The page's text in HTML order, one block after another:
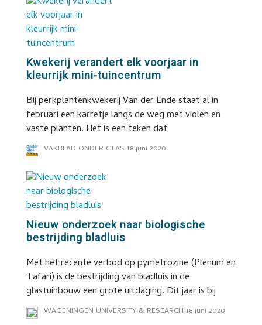
Kwekerij verandert elk voorjaar in
kleurrijk mini-tuincentrum
Bij perkplantenkwekerij Van der Ende staat al in
februari een karretje langs de weg met violen en
vaste planten. Het is een teken dat
VAKBLAD ONDER GLAS 18 juni 2020
Nieuw onderzoek naar biologische
bestrijding bladluis
Met het recente verbod op pymetrozine (Plenum en
Tafari) is de bestrijding van bladluis in de
glastuinbouw een grote uitdaging. Dit jaar is bij
WAGENINGEN UNIVERSITY & RESEARCH 18 juni 2020